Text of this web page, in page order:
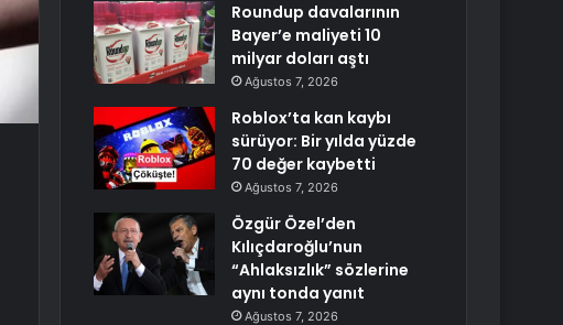
Roundup davalarının
Bayer’e maliyeti 10
milyar doları aştı
Ağustos 7, 2026
Roblox’ta kan kaybı
sürüyor: Bir yılda yüzde
70 değer kaybetti
Ağustos 7, 2026
Özgür Özel’den
Kılıçdaroğlu’nun
“Ahlaksızlık” sözlerine
aynı tonda yanıt
Ağustos 7, 2026